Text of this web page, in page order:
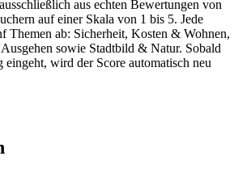
aus echten Bewertungen von
auf einer Skala von 1 bis 5. Jede
Themen ab: Sicherheit, Kosten & Wohnen,
sowie Stadtbild & Natur. Sobald
eingeht, wird der Score automatisch neu